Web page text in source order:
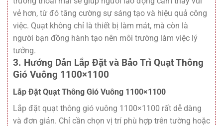
vẻ hơn, từ đó tăng cường sự sáng tạo và hiệu quả công
việc. Quạt không chỉ là thiết bị làm mát, mà còn là
người bạn đồng hành tạo nên môi trường làm việc lý
tưởng.
3. Hướng Dẫn Lắp Đặt và Bảo Trì Quạt Thông
Gió Vuông 1100×1100
Lắp Đặt Quạt Thông Gió Vuông 1100×1100
Lắp đặt quạt thông gió vuông 1100×1100 rất dễ dàng
và đơn giản. Chỉ cần chọn vị trí phù hợp trên tường hoặc